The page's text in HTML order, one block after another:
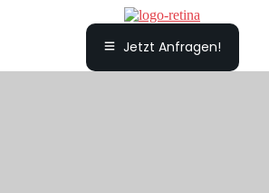
Jetzt Anfragen!